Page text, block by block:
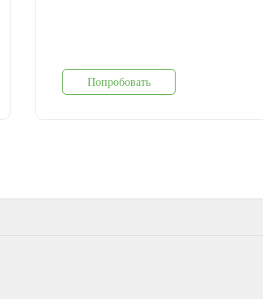
Попробовать